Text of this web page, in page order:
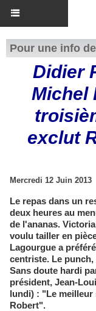
Pour une info
Didier
Michel
exclut
Mercredi 12 Juin 2013
Le repas dans un
deux heures au
de l'ananas.
voulu tailler en
Lagourgue a
centriste. Le
Sans doute hardi
président, Jean-
lundi) : "Le meilleur
Robert".